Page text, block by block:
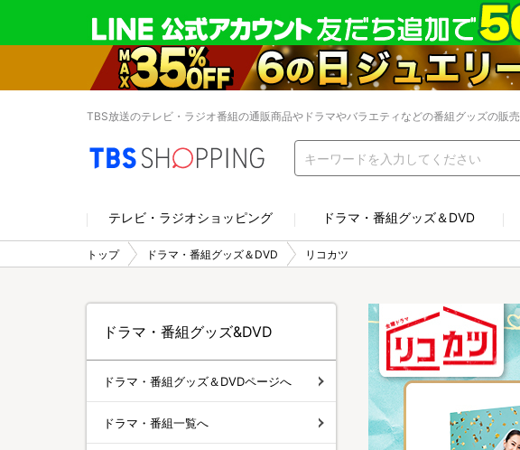
TBS放送のテレビ・ラジオ番組の通販商品やドラマやバラエティなどの番組グッズの販売
テレビ・ラジオショッピング ドラマ・番組グッズ＆DVD
トップ ドラマ・番組グッズ＆DVD リコカツ
ドラマ・番組グッズ&DVD
ドラマ・番組グッズ＆DVDページへ
ドラマ・番組一覧へ